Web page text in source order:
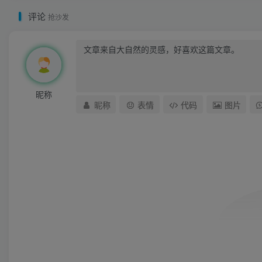
评论 抢沙发
昵称
昵称
表情 代码 图片